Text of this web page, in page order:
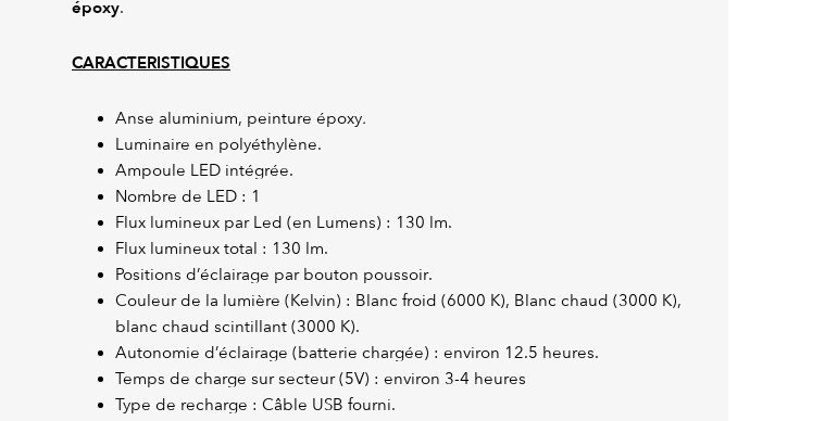
époxy.
CARACTERISTIQUES
Anse aluminium, peinture époxy.
Luminaire en polyéthylène.
Ampoule LED intégrée.
Nombre de LED : 1
Flux lumineux par Led (en Lumens) : 130 lm.
Flux lumineux total : 130 lm.
Positions d’éclairage par bouton poussoir.
Couleur de la lumière (Kelvin) : Blanc froid (6000 K), Blanc chaud (3000 K),
blanc chaud scintillant (3000 K).
Autonomie d’éclairage (batterie chargée) : environ 12.5 heures.
Temps de charge sur secteur (5V) : environ 3-4 heures
Type de recharge : Câble USB fourni.